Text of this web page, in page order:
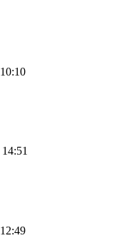
10:10
14:51
12:49